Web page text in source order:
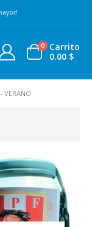
0
Carrito
0.00 $
VERANO